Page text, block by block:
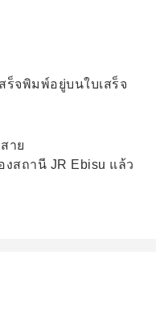
ร็จพิมพ์อยู่บนใบเสร็จ
าย
สถานี JR Ebisu แล้ว